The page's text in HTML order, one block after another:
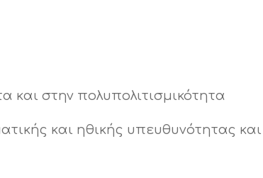
και στην πολυπολιτισμικότητα
και ηθικής υπευθυνότητας